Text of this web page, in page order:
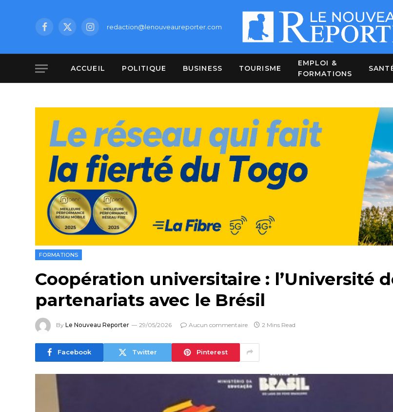
Facebook
X
Instagramredaction@lenouveaureporter.com
ACCUEIL POLITIQUE BUSINESS TOURISME
EMPLOI &
FORMATIONS
FORMATIONS
Coopération universitaire : l’Université
partenariats avec le Brésil
By Le Nouveau Reporter 29/05/2026 Aucun commentaire 2 Mins Read
Facebook Twitter Pinterest